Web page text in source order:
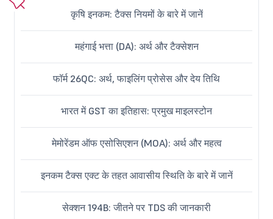
कृषि इनकम: टैक्स नियमों के बारे में जानें
महंगाई भत्ता (DA): अर्थ और टैक्सेशन
फॉर्म 26QC: अर्थ, फाइलिंग प्रोसेस और देय तिथि
भारत में GST का इतिहास: प्रमुख माइलस्टोन
मेमोरेंडम ऑफ एसोसिएशन (MOA): अर्थ और महत्व
इनकम टैक्स एक्ट के तहत आवासीय स्थिति के बारे में जानें
सेक्शन 194B: जीतने पर TDS की जानकारी